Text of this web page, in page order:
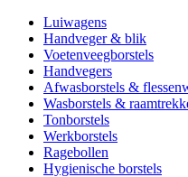
Luiwagens
Handveger & blik
Voetenveegborstels
Handvegers
Afwasborstels &
Wasborstels &
Tonborstels
Werkborstels
Ragebollen
Hygienische borstels